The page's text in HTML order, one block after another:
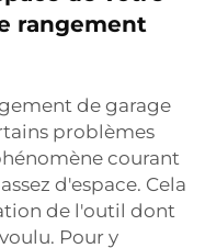
rangement
de garage
problèmes
courant
d'espace. Cela
de l'outil dont
Pour y